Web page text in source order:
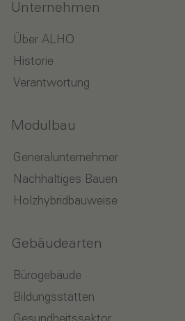
Unternehmen
Über ALHO
Historie
Verantwortung
Modulbau
Generalunternehmer
Nachhaltiges Bauen
Holzhybridbauweise
Gebäudearten
Bürogebäude
Bildungsstätten